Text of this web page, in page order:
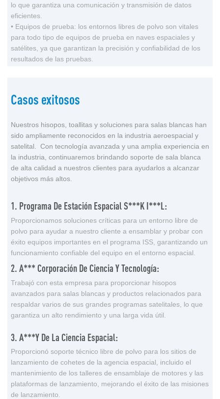
lo que garantiza una comunicación y transmisión de datos
eficientes.
• Equipos de prueba: los entornos libres de polvo son vitales
para todo tipo de equipos de prueba en naves espaciales y
satélites, ya que garantizan la precisión y confiabilidad de los
resultados de las pruebas.
Casos exitosos
Nuestros hisopos, toallitas y soluciones para salas blancas han
sido ampliamente reconocidos en la industria aeroespacial y
satelital. Con tecnología avanzada y una amplia experiencia en
la industria, continuaremos brindando soporte de sala blanca
de alta calidad a nuestros clientes para ayudarlos a alcanzar
objetivos más altos.
1. Programa De Estación Espacial S***k I***l:
Proporcionamos soluciones críticas para un entorno libre de
polvo para ayudar a nuestro cliente a ensamblar y probar con
éxito equipos importantes en el programa ISS, garantizando un
funcionamiento confiable del equipo en el entorno espacial.
2. A*** Corporación De Ciencia Y Tecnología:
Trabajó con esta empresa para proporcionar hisopos
avanzados para salas blancas y productos relacionados para
respaldar varios de sus grandes programas satelitales, lo que
garantiza un alto rendimiento y una larga vida útil.
3. A***y De La Ciencia Espacial:
Proporcionó soporte técnico libre de polvo para los sitios de
lanzamiento de cohetes de la agencia espacial, incluido el
mantenimiento de los talleres de ensamblaje de motores y las
plataformas de lanzamiento, mejorando el éxito de las misiones
de lanzamiento.